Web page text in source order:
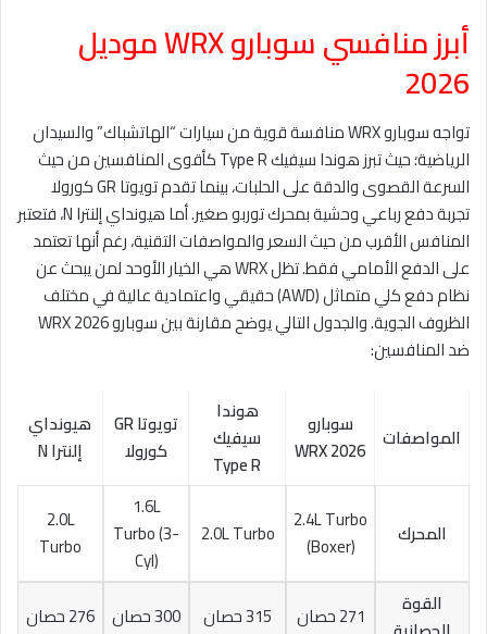
أبرز منافسي سوبارو WRX موديل
2026
تواجه سوبارو WRX منافسة قوية من سيارات “الهاتشباك” والسيدان
الرياضية؛ حيث تبرز هوندا سيفيك Type R كأقوى المنافسين من حيث
السرعة القصوى والدقة على الحلبات، بينما تقدم تويوتا GR كورولا
تجربة دفع رباعي وحشية بمحرك توربو صغير. أما هيونداي إلنترا N، فتعتبر
المنافس الأقرب من حيث السعر والمواصفات التقنية، رغم أنها تعتمد
على الدفع الأمامي فقط. تظل WRX هي الخيار الأوحد لمن يبحث عن
نظام دفع كلي متماثل (AWD) حقيقي واعتمادية عالية في مختلف
الظروف الجوية. والجدول التالي يوضح مقارنة بين سوبارو WRX 2026
ضد المنافسين:
المواصفات
سوبارو
WRX 2026
هوندا
سيفيك
Type R
تويوتا GR
كورولا
هيونداي
إلنترا N
المحرك
2.4L Turbo
(Boxer)
2.0L Turbo
1.6L
Turbo (3-
Cyl)
2.0L
Turbo
القوة
271 حصان 315 حصان 300 حصان 276 حصان